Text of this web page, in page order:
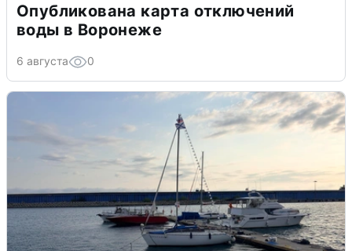
Опубликована карта отключений
воды в Воронеже
6 августа 0